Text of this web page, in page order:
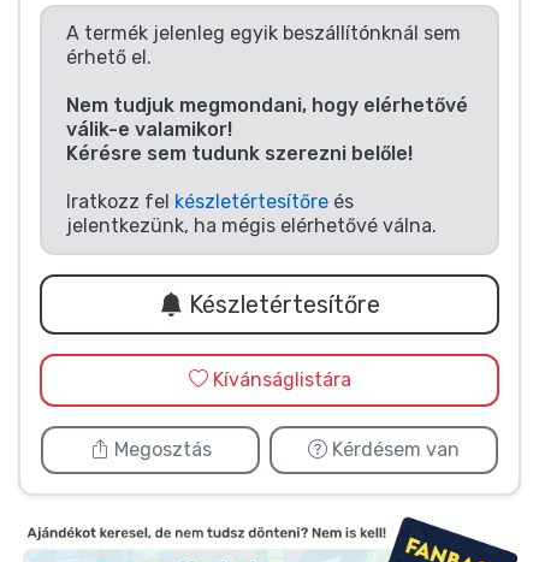
A termék jelenleg egyik beszállítónknál sem
érhető el.
Nem tudjuk megmondani, hogy elérhetővé
válik-e valamikor!
Kérésre sem tudunk szerezni belőle!
Iratkozz fel készletértesítőre és
jelentkezünk, ha mégis elérhetővé válna.
Készletértesítőre
Kívánságlistára
Megosztás Kérdésem van
Zenés cuccok
Terméktípusok
Márkák